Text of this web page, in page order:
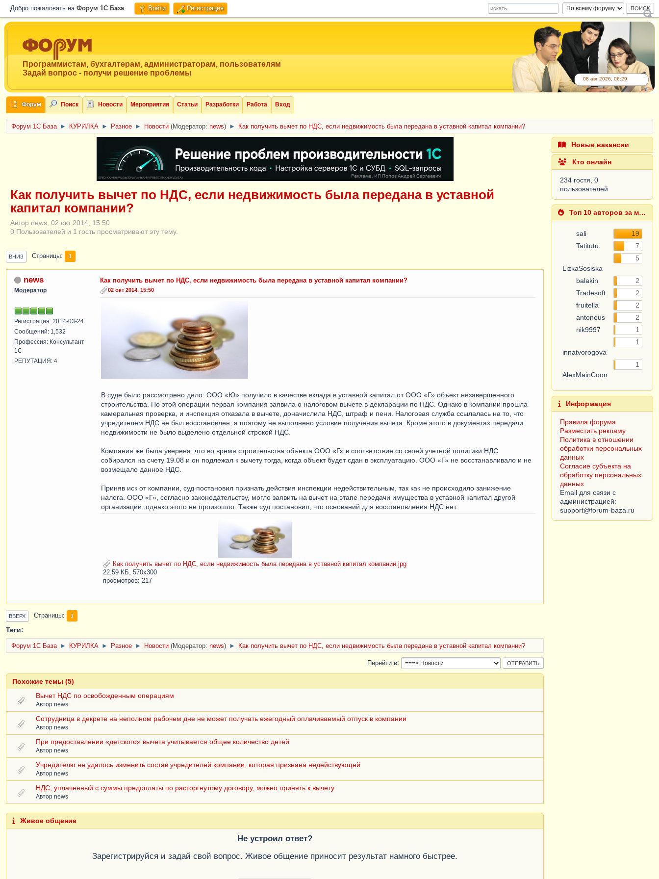
Добро пожаловать на Форум 1C База. Войти Регистрация
Программистам, бухгалтерам, администраторам, пользователям
Задай вопрос - получи решение проблемы
08 авг 2026, 06:29
Форум Поиск Новости Мероприятия Статьи Разработки Работа Вход
Форум 1C База ► КУРИЛКА ► Разное ► Новости (Модератор: news) ► Как получить вычет по НДС, если недвижимость была передана в уставной капитал компании?
ERID: CQH36pWzJqVJD4xVLsnhcU4hVPNjkBZe8KKxjJiYySyZAz
Как получить вычет по НДС, если недвижимость была передана в уставной
капитал компании?
Автор news, 02 окт 2014, 15:50
0 Пользователей и 1 гость просматривают эту тему.
ВНИЗ Страницы 1
news
Модератор
Регистрация: 2014-03-24
Сообщений: 1,532
Профессия: Консультант
1С
РЕПУТАЦИЯ: 4
Как получить вычет по НДС, если недвижимость была передана в уставной капитал компании?
02 окт 2014, 15:50
В суде было рассмотрено дело. ООО «Ю» получило в качестве вклада в уставной капитал от ООО «Г» объект незавершенного
строительства. По этой операции первая компания заявила о налоговом вычете в декларации по НДС. Однако в компании прошла
камеральная проверка, и инспекция отказала в вычете, доначислила НДС, штраф и пени. Налоговая служба ссылалась на то, что
учредителем НДС не был восстановлен, а поэтому не выполнено условие получения вычета. Кроме этого в документах передачи
недвижимости не было выделено отдельной строкой НДС.
Компания же была уверена, что во время строительства объекта ООО «Г» в соответствие со своей учетной политики НДС
собирался на счету 19.08 и он подлежал к вычету тогда, когда объект будет сдан в эксплуатацию. ООО «Г» не восстанавливало и не
возмещало данное НДС.
Приняв иск от компании, суд постановил признать действия инспекции недействительным, так как не происходило занижение
налога. ООО «Г», согласно законодательству, могло заявить на вычет на этапе передачи имущества в уставной капитал другой
организации, однако этого не произошло. Также суд постановил, что оснований для восстановления НДС нет.
Как получить вычет по НДС, если недвижимость была передана в уставной капитал компании.jpg
22.59 КБ, 570x300
просмотров: 217
ВВЕРХ Страницы 1
Теги:
Форум 1C База ► КУРИЛКА ► Разное ► Новости (Модератор: news) ► Как получить вычет по НДС, если недвижимость была передана в уставной капитал компании?
Перейти в
Похожие темы (5)
Вычет НДС по освобожденным операциям
Автор news
Сотрудница в декрете на неполном рабочем дне не может получать ежегодный оплачиваемый отпуск в компании
Автор news
При предоставлении «детского» вычета учитывается общее количество детей
Автор news
Учредителю не удалось изменить состав учредителей компании, которая признана недействующей
Автор news
НДС, уплаченный с суммы предоплаты по расторгнутому договору, можно принять к вычету
Автор news
Живое общение
Не устроил ответ?
Зарегистрируйся и задай свой вопрос. Живое общение приносит результат намного быстрее.
Новые вакансии
Кто онлайн
234 гостя, 0
пользователей
Топ 10 авторов за месяц
19
Tatitutu
7
5
balakin
Tradesoft
2
fruitella
2
antoneus
2
nik9997
1
innatvorogova
1
1
Информация
Правила форума
Разместить рекламу
Политика в отношении
данных
Согласие субъекта на
обработку персональных
данных
Email для связи с
администрацией: